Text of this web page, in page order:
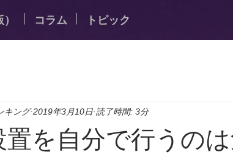
を自分で行うの
キング 2019年3月10日 読了時間: 3分
コラム トピック